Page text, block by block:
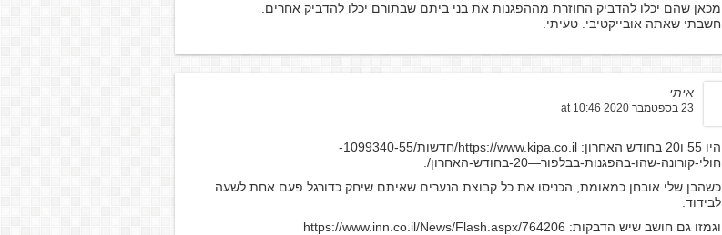
מכאן שהם יכלו להדביק החוזרת מההפגנות את בני ביתם שבתורם יכלו להדביק אחרים.
חשבתי שאתה אובייקטיבי. טעיתי.
איתי
23 בספטמבר 2020 at 10:46
היו 55 ו20 בחודש האחרון:
https://www.kipa.co.il/חדשות/1099340-55-
חולי-קורונה-שהו-בהפגנות-בבלפור—20-בחודש-האחרון/
כשהבן שלי אובחן כמאומת, הכניסו את כל קבוצת הנערים שאיתם שיחק כדורגל פעם אחת לשעה
לבידוד.
וגמזו גם חושב שיש הדבקות: https://www.inn.co.il/News/Flash.aspx/764206